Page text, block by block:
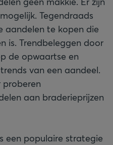
Tegendraads
aandelen te kopen die
is. Trendbeleggen door
de opwaartse en
van een aandeel.
aan braderieprijzen
een populaire strategie